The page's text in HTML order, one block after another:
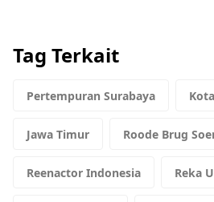
Tag Terkait
Pertempuran Surabaya
Jawa Timur Roode Brug
Reenactor Indonesia Reka